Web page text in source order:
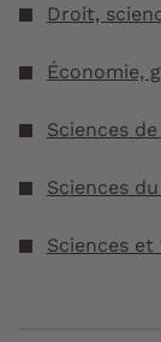
Droit,
Économie,
Sciences
Sciences
Sciences